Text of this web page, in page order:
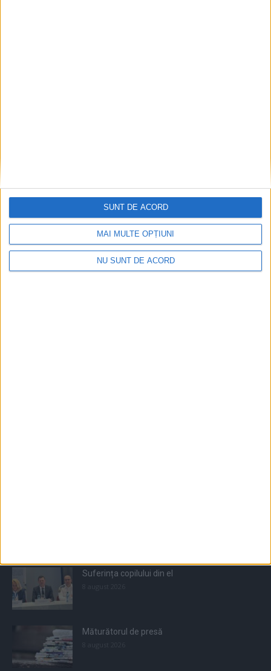
MAI MULTE OPȚIUNI
NU SUNT DE ACORD
SUNT DE ACORD
Suferința copilului din el
Măturătorul de presă